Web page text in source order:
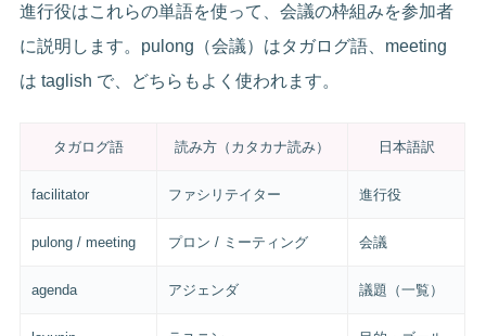
進行役はこれらの単語を使って、会議の枠組みを参加者
に説明します。pulong（会議）はタガログ語、meeting
は taglish で、どちらもよく使われます。
タガログ語 読み方（カタカナ読み） 日本語訳
facilitator ファシリテイター 進行役
pulong / meeting プロン / ミーティング 会議
agenda アジェンダ 議題（一覧）